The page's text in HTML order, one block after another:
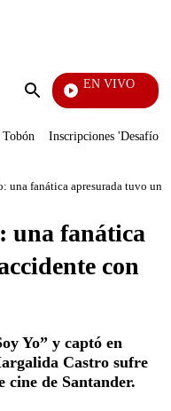
Enviar
EN VIVO
EFÉ
Tobón Inscripciones 'Desafío'
una fanática apresurada tuvo un
una fanática
con
Yo” y captó en
Castro sufre
cine de Santander.